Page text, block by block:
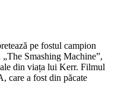
pe fostul campion
Smashing Machine”,
din viața lui Kerr. Filmul
care a fost din păcate